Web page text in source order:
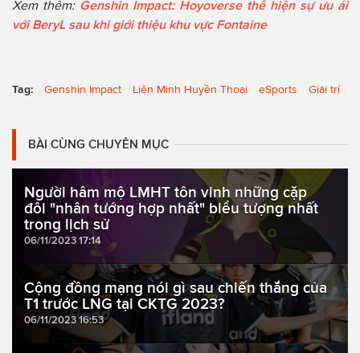
Xem thêm: Genshin Impact: Hoyoverse thể hiện sự ưu ái
với BeryL sau khi giới thiệu khu vực Fontaine
Tag: Genshin Impact Liên Minh Huyền Thoại eSports Giải trí
BÀI CÙNG CHUYÊN MỤC
Người hâm mộ LMHT tôn vinh những cặp
đôi "nhân tướng hợp nhất" biểu tượng nhất
trong lịch sử
06/11/2023 17:14
Cộng đồng mạng nói gì sau chiến thắng của
T1 trước LNG tại CKTG 2023?
06/11/2023 16:53